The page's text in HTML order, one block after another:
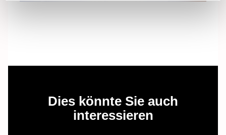
Dies könnte Sie auch
interessieren